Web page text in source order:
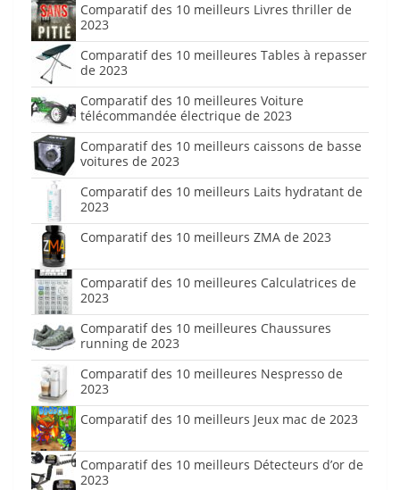
Comparatif des 10 meilleurs Livres thriller de
2023
Comparatif des 10 meilleures Tables à repasser
de 2023
Comparatif des 10 meilleures Voiture
télécommandée électrique de 2023
Comparatif des 10 meilleurs caissons de basse
voitures de 2023
Comparatif des 10 meilleurs Laits hydratant de
2023
Comparatif des 10 meilleurs ZMA de 2023
Comparatif des 10 meilleures Calculatrices de
2023
Comparatif des 10 meilleures Chaussures
running de 2023
Comparatif des 10 meilleures Nespresso de
2023
Comparatif des 10 meilleurs Jeux mac de 2023
Comparatif des 10 meilleurs Détecteurs d’or de
2023